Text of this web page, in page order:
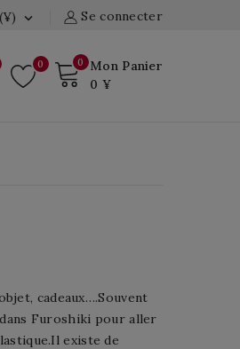
Se connecter

0
Mon Panier
0 ¥
0
cadeaux….Souvent
Furoshiki pour aller
existe de